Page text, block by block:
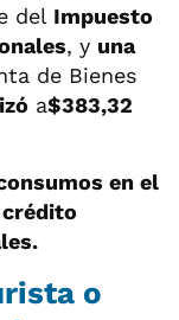
del Impuesto
, y una
de Bienes
a$383,32
en el
o